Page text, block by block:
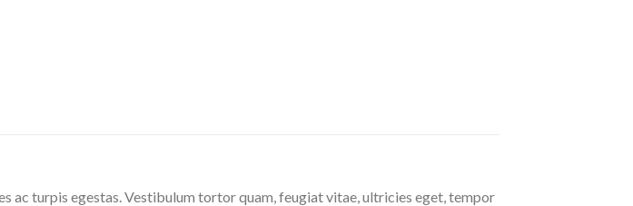
ac turpis egestas. Vestibulum tortor quam, feugiat vitae, ultricies eget, tempor